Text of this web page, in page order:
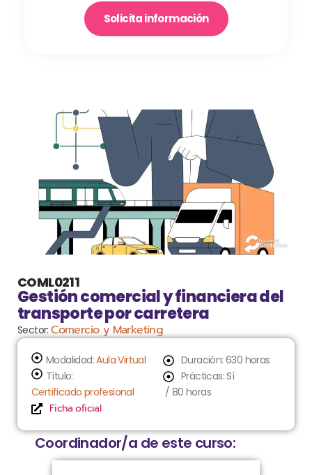
Solicita información
COML0211
Gestión comercial y financiera del
transporte por carretera
Sector:Comercio y Marketing
Modalidad:Aula Virtual
Título:
Certificado profesional
Ficha oficial
Duración: 630 horas
Prácticas: Sí
/ 80 horas
Coordinador/a de este curso: